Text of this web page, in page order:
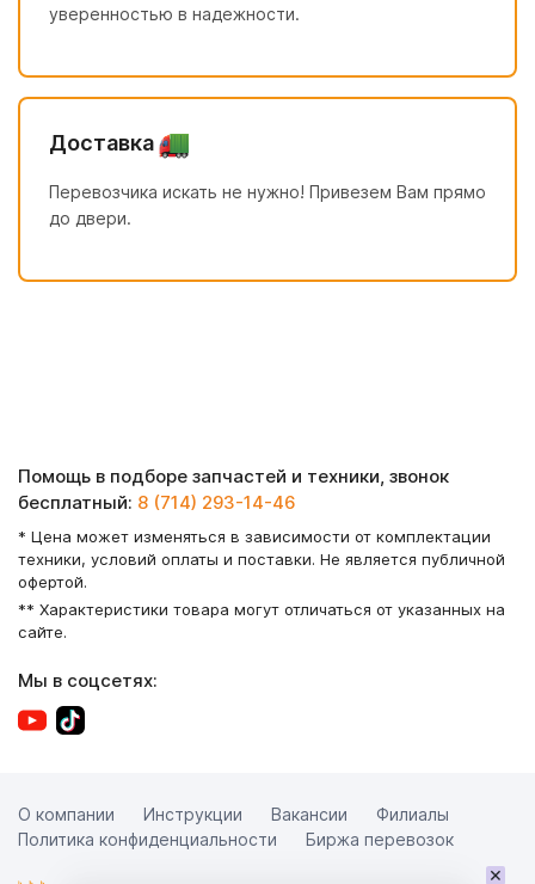
уверенностью в надежности.
Доставка
Перевозчика искать не нужно! Привезем Вам прямо
до двери.
Помощь в подборе запчастей и техники, звонок
бесплатный: 8 (714) 293-14-46
* Цена может изменяться в зависимости от комплектации
техники, условий оплаты и поставки. Не является публичной
офертой.
** Характеристики товара могут отличаться от указанных на
сайте.
Мы в соцсетях:
О компании Инструкции Вакансии
Филиалы
Политика конфиденциальности
Биржа перевозок
×